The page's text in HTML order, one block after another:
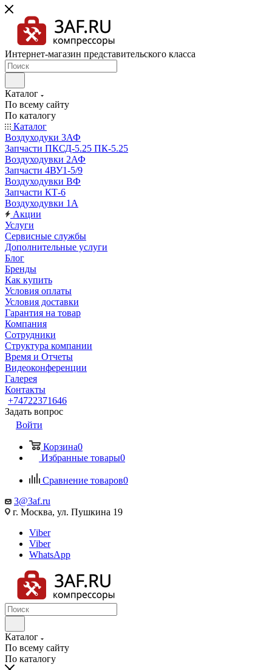
Интернет-магазин представительского класса
Каталог
По всему сайту
По каталогу
Каталог
Воздуходуки 3АФ
Запчасти ПКСД-5.25 ПК-5.25
Воздуходувки 2АФ
Запчасти 4ВУ1-5/9
Воздуходувки ВФ
Запчасти КТ-6
Воздуходувки 1А
Акции
Услуги
Сервисные службы
Дополнительные услуги
Блог
Бренды
Как купить
Условия оплаты
Условия доставки
Гарантия на товар
Компания
Сотрудники
Структура компании
Время и Отчеты
Видеоконференции
Галерея
Контакты
+74722371646
Задать вопрос
Войти
Корзина0
Избранные товары0
Сравнение товаров0
3@3af.ru
г. Москва, ул. Пушкина 19
Viber
Viber
WhatsApp
Каталог
По всему сайту
По каталогу